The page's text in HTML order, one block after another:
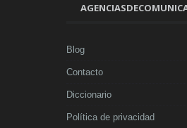
Blog
Contacto
Diccionario
Política de privacidad